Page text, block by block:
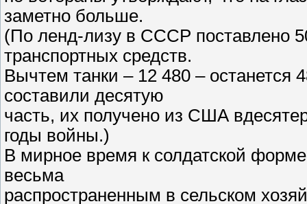
заметно больше.
(По ленд-лизу в СССР поставлено
транспортных средств.
Вычтем танки – 12 480 –
составили десятую
часть, их получено из США
годы войны.)
В мирное время к солдатской
весьма
распространенным в сельском